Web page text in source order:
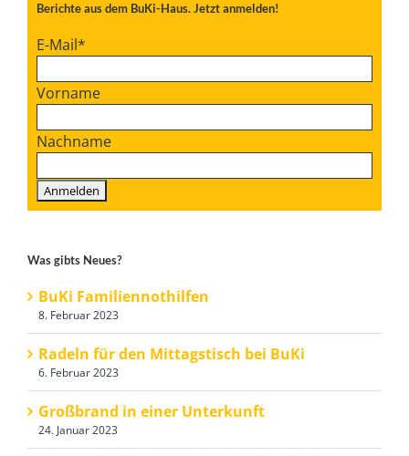
Berichte aus dem BuKi-Haus. Jetzt anmelden!
E-Mail*
Vorname
Nachname
Was gibts Neues?
BuKi Familiennothilfen
8. Februar 2023
Radeln für den Mittagstisch bei BuKi
6. Februar 2023
Großbrand in einer Unterkunft
24. Januar 2023